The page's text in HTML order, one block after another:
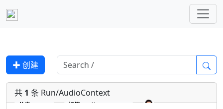
✚ 创建
共 1 条 Run/AudioContext
分类 标签 AudioContext